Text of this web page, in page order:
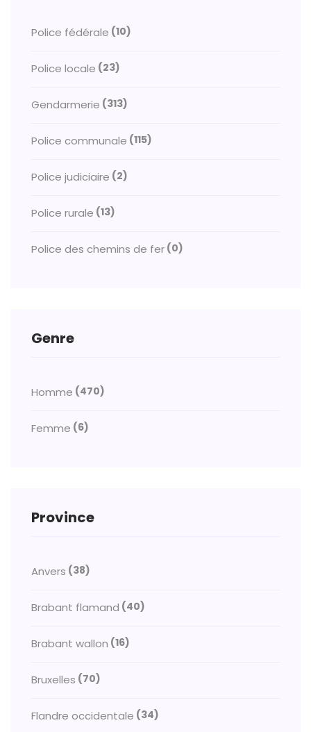
Police fédérale (10)
Police locale (23)
Gendarmerie (313)
Police communale (115)
Police judiciaire (2)
Police rurale (13)
Police des chemins de fer (0)
Genre
Homme (470)
Femme (6)
Province
Anvers (38)
Brabant flamand (40)
Brabant wallon (16)
Bruxelles (70)
Flandre occidentale (34)